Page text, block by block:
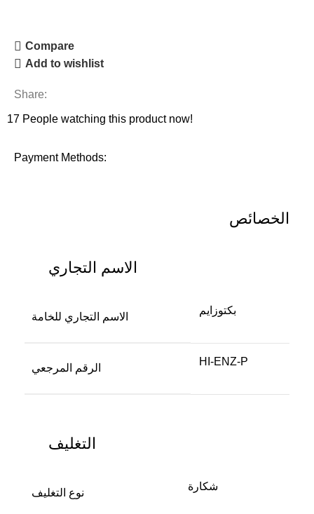
Compare
Add to wishlist
Share:
17 People watching this product now!
Payment Methods:
الخصائص
الاسم التجاري
الاسم التجاري للخامة
بكتوزايم
الرقم المرجعي
HI-ENZ-P
التغليف
نوع التغليف
شكارة